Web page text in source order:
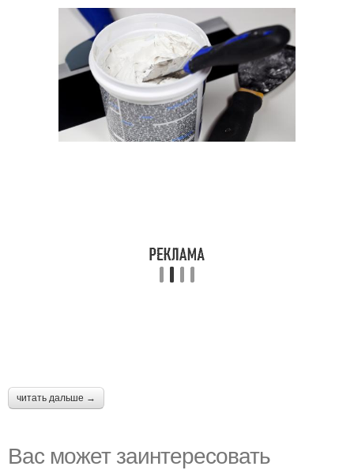
читать дальше →
Вас может заинтересовать